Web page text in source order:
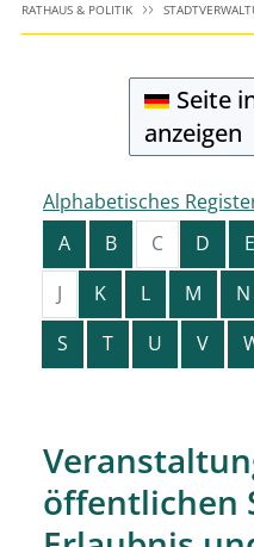
RATHAUS & POLITIK
Seite
anzeigen
Alphabetisches
A
B C D E
J
K L M N
S
T U V
öffentlichen